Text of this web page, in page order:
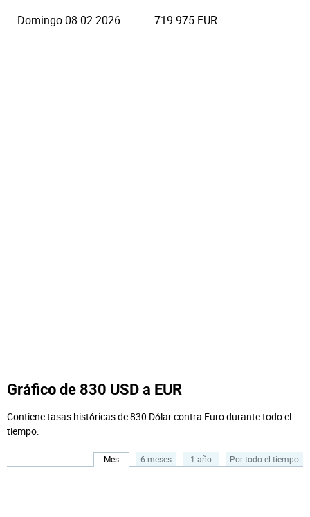
Domingo 08-02-2026 719.975 EUR -
Gráfico de 830 USD a EUR
Contiene tasas históricas de 830 Dólar contra Euro durante todo el
tiempo.
Mes 6 meses 1 año Por todo el tiempo